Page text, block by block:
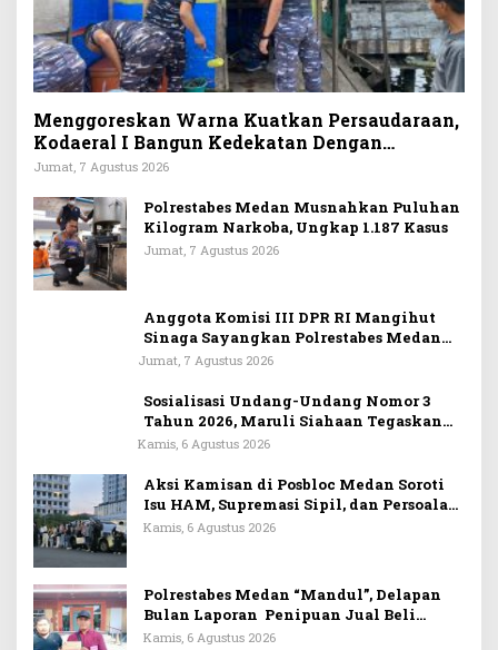
Menggoreskan Warna Kuatkan Persaudaraan,
Kodaeral I Bangun Kedekatan Dengan
Masyarakat Pesisir
Jumat, 7 Agustus 2026
Polrestabes Medan Musnahkan Puluhan
Kilogram Narkoba, Ungkap 1.187 Kasus
Jumat, 7 Agustus 2026
Anggota Komisi III DPR RI Mangihut
Sinaga Sayangkan Polrestabes Medan
Terlalu Dini Simpulkan Kematian
Jumat, 7 Agustus 2026
Sosialisasi Undang-Undang Nomor 3
Tahun 2026, Maruli Siahaan Tegaskan
Informan Wajib Dapat Perlindungan
Kamis, 6 Agustus 2026
Aksi Kamisan di Posbloc Medan Soroti
Isu HAM, Supremasi Sipil, dan Persoalan
Agraria
Kamis, 6 Agustus 2026
Polrestabes Medan “Mandul”, Delapan
Bulan Laporan Penipuan Jual Beli
Rumah Tak Tuntas
Kamis, 6 Agustus 2026